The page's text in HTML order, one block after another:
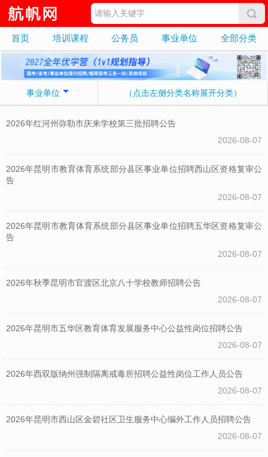
首页 培训课程 公务员 事业单位 全部分类
事业单位 （点击左侧分类名称展开分类）
2026年红河州弥勒市庆来学校第三批招聘公告
2026-08-07
2026年昆明市教育体育系统部分县区事业单位招聘西山区资格复审公
告
2026-08-07
2026年昆明市教育体育系统部分县区事业单位招聘五华区资格复审公
告
2026-08-07
2026年秋季昆明市官渡区北京八十学校教师招聘公告
2026-08-07
2026年昆明市五华区教育体育发展服务中心公益性岗位招聘公告
2026-08-07
2026年西双版纳州强制隔离戒毒所招聘公益性岗位工作人员公告
2026-08-07
2026年昆明市西山区金碧社区卫生服务中心编外工作人员招聘公告
2026-08-07